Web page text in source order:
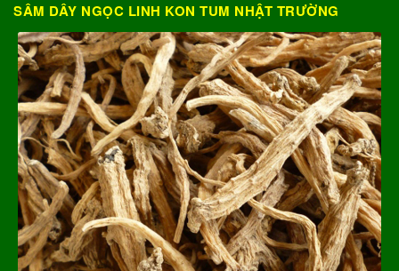
SÂM DÂY NGỌC LINH KON TUM NHẬT TRƯỜNG